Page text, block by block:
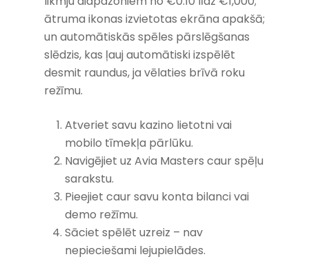
ātruma ikonas izvietotas ekrāna apakšā;
un automātiskās spēles pārslēgšanas
slēdzis, kas ļauj automātiski izspēlēt
desmit raundus, ja vēlaties brīvā roku
režīmu.
Atveriet savu kazino lietotni vai
mobilo tīmekļa pārlūku.
Navigējiet uz Avia Masters caur spēļu
sarakstu.
Pieejiet caur savu konta bilanci vai
demo režīmu.
Sāciet spēlēt uzreiz – nav
nepieciešami lejupielādes.